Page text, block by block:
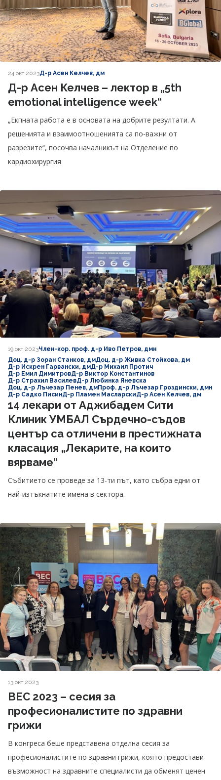
24 окт 2023Д-р Асен Келчев, дм
Д-р Асен Келчев – лектор в „5th
emotional intelligence week“
„Екпната работа е в основата на добрите резултати. А
решенията и взаимоотношенията са по-важни от
разрезите“, посочва началникът на Отделение по
кардиохирургия
19 окт 2023Член-кор. проф. д-р Иво Петров, дмн
Доц. д-р Зоран Станков, дмДоц. д-р Живка Стойкова, дм
Д-р Искрен Гарвански, дмД-р Михаил Протич
Д-р Емил ДимитровД-р Виктор Константинов
Д-р Страхил ВасилевД-р Любинка Яневска
Доц. д-р Лъчезар Пенев, дмПроф. д-р Лъчезар Гроздински, дмн
Д-р Садко ПисинД-р Пламен МасларскиД-р Асен Келчев, дм
14 лекари от Аджибадем Сити
Клиник УМБАЛ Сърдечно-съдов
център са отличени в престижната
класация „Лекарите, на които
вярваме“
Събитието се проведе за 13-ти път, като събра едни от
най-изтъкнатите имена в сектора.
13 окт 2023
ВЕС 2023 – сесия за
професионалистите по здравни
грижи
В конгреса беше представена отделна сесия за
професионалистите по здравни грижи, която предостави
възможност на здравните специалисти да обменят ценен